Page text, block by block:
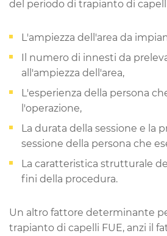
del periodo di trapianto di
L'ampiezza dell'area da
Il numero di innesti da
all'ampiezza dell'area,
L'esperienza della persona
l'operazione,
La durata della sessione e la
sessione della persona che
La caratteristica strutturale
fini della procedura.
Un altro fattore determinante
trapianto di capelli FUE, anzi il